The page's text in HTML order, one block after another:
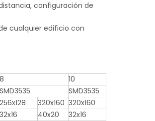
configuración de
cualquier edificio con
8
10
SMD3535
SMD3535
256x128 320x160 320x160
32x16 40x20
32x16